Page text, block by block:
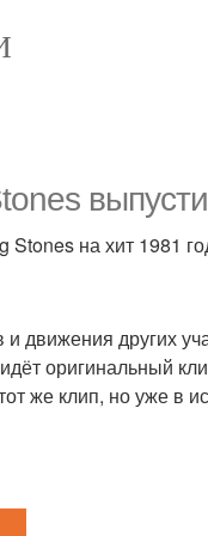
на хит 1981
движения других
оригинальный
же клип, но уже в